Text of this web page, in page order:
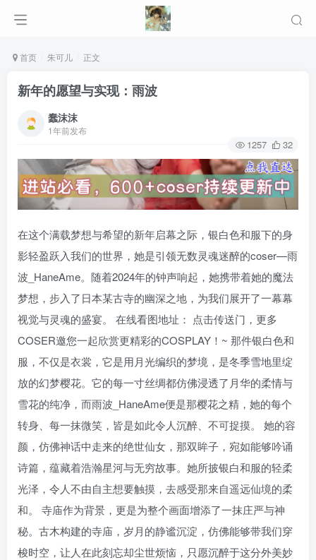
首页 朱可儿 正文
新年的愿望与实现：雨波
蠢沫沫
1年前发布
1257 32
在这个满载梦想与希望的新年启幕之际，银白色和服下的身
影轻盈跃入我们的世界，她是引领无数灵魂迷醉的coser—雨
波_HaneAme。随着2024年的钟声响起，她携带着她的魔法
梦想，步入了日本某古寺的幽深之地，为我们展开了一幕幕
视觉与灵魂的盛宴。 在线看图地址： 点击传送门，更多
COSER邀您一起欣赏更精彩的COSPLAY！~ 那件银白色和
服，不仅是衣裳，它是用月光编织的梦境，是冬季雪地里绽
放的幻梦樱花。它的每一寸丝绸都仿佛浸透了月华的柔情与
雪花的纯净，而雨波_HaneAme便是那樱花之精，她的每个
转身、每一抹微笑，皆是如此令人沉醉、不可捉摸。 她的容
颜，仿佛神话中走来的绝世仙女，那双眸子，宛如能够吟诵
诗篇，蕴藏着浩瀚星河与无穷故事。她所披银白和服的轻柔
光泽，令人不由自主想要触摸，去感受那来自遥远仙境的柔
和。 寺庙作为背景，更是为整个画面增添了一抹庄严与神
秘。古木构建的寺庙，岁月的静谧沉淀，仿佛能够带我们穿
梭时空，让人在此刻忘却尘世烦恼，只愿沉醉于这分外美妙